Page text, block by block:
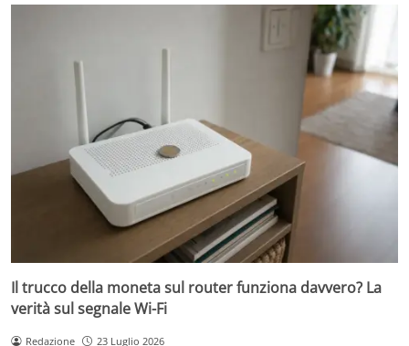
Il trucco della moneta sul router funziona davvero? La
verità sul segnale Wi-Fi
Redazione 23 Luglio 2026